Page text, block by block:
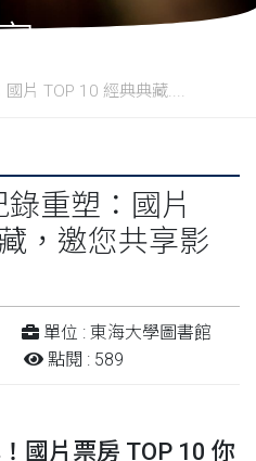
片 TOP 10 經典典藏....
重塑：國片
，邀您共享影
單位 : 東海大學圖書館
點閱 : 589
國片票房 TOP 10 你